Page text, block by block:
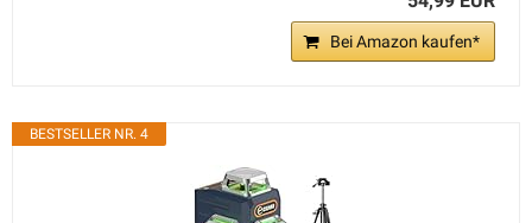
Bei Amazon kaufen*
BESTSELLER NR. 4